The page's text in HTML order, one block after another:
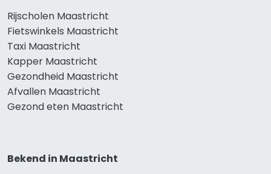
Rijscholen Maastricht
Fietswinkels Maastricht
Taxi Maastricht
Kapper Maastricht
Gezondheid Maastricht
Afvallen Maastricht
Gezond eten Maastricht
Bekend in Maastricht